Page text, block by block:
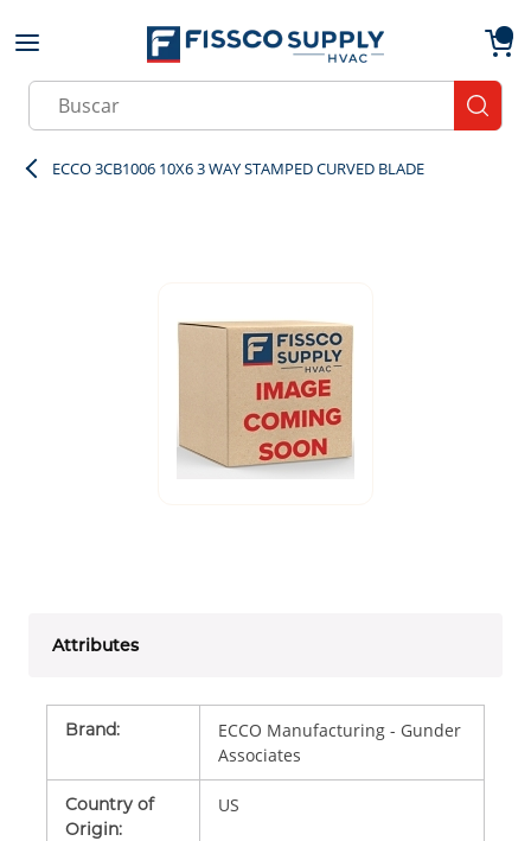
Skip to main content
Site Search
ECCO 3CB1006 10X6 3 WAY STAMPED CURVED BLADE
Attributes
Brand:
ECCO Manufacturing - Gunder
Associates
Country of
Origin:
US